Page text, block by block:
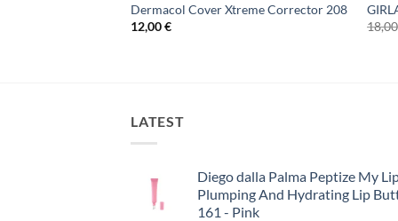
Dermacol Cover Xtreme Corrector 208
12,00€
LATEST
Diego dalla Palma Peptize My
Plumping And Hydrating Lip
161 - Pink